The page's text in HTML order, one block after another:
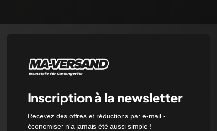
Inscription à la newsletter
Recevez des offres et réductions par e-mail -
économiser n'a jamais été aussi simple !